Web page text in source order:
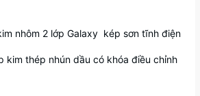
nhôm 2 lớp Galaxy kép sơn tĩnh điện
kim thép nhún dầu có khóa điều chỉnh